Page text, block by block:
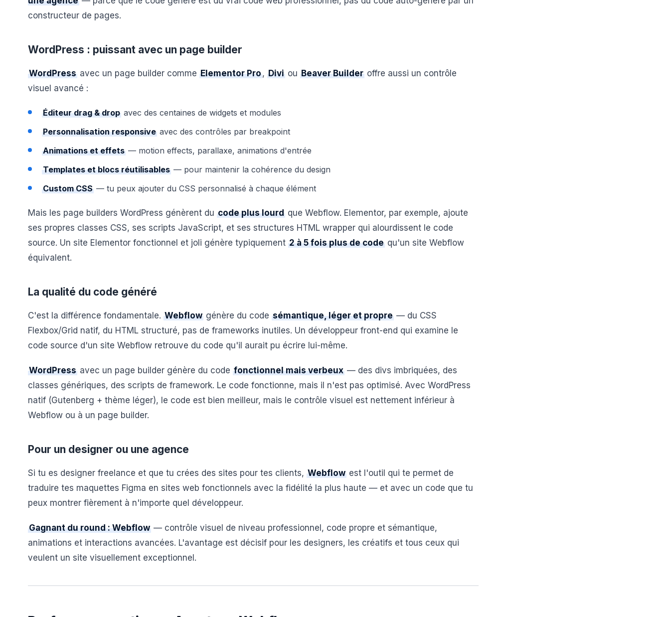
constructeur de pages.
WordPress : puissant avec un page builder
WordPress avec un page builder comme Elementor Pro, Divi ou Beaver Builder offre aussi un contrôle
visuel avancé :
Éditeur drag & drop avec des centaines de widgets et modules
Personnalisation responsive avec des contrôles par breakpoint
Animations et effets — motion effects, parallaxe, animations d'entrée
Templates et blocs réutilisables — pour maintenir la cohérence du design
Custom CSS — tu peux ajouter du CSS personnalisé à chaque élément
Mais les page builders WordPress génèrent du code plus lourd que Webflow. Elementor, par exemple, ajoute
ses propres classes CSS, ses scripts JavaScript, et ses structures HTML wrapper qui alourdissent le code
source. Un site Elementor fonctionnel et joli génère typiquement 2 à 5 fois plus de code qu'un site Webflow
équivalent.
La qualité du code généré
C'est la différence fondamentale. Webflow génère du code sémantique, léger et propre — du CSS
Flexbox/Grid natif, du HTML structuré, pas de frameworks inutiles. Un développeur front-end qui examine le
code source d'un site Webflow retrouve du code qu'il aurait pu écrire lui-même.
WordPress avec un page builder génère du code fonctionnel mais verbeux — des divs imbriquées, des
classes génériques, des scripts de framework. Le code fonctionne, mais il n'est pas optimisé. Avec WordPress
natif (Gutenberg + thème léger), le code est bien meilleur, mais le contrôle visuel est nettement inférieur à
Webflow ou à un page builder.
Pour un designer ou une agence
Si tu es designer freelance et que tu crées des sites pour tes clients, Webflow est l'outil qui te permet de
traduire tes maquettes Figma en sites web fonctionnels avec la fidélité la plus haute — et avec un code que tu
peux montrer fièrement à n'importe quel développeur.
Gagnant du round : Webflow — contrôle visuel de niveau professionnel, code propre et sémantique,
animations et interactions avancées. L'avantage est décisif pour les designers, les créatifs et tous ceux qui
veulent un site visuellement exceptionnel.